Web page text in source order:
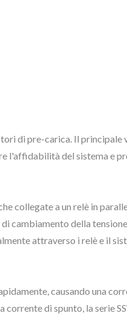
di pre-carica. Il principale
l'affidabilità del sistema e
collegate a un relè in
cambiamento della
attraverso i relè e il
causando una
di spunto, la serie